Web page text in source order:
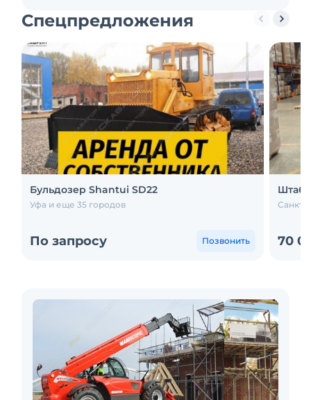
Спецпредложения
Бульдозер Shantui SD22
Уфа и еще 35 городов
По запросу Позвонить
Санкт-
70